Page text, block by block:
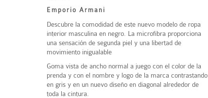
Emporio Armani
Descubre la comodidad de este nuevo modelo de ropa
interior masculina en negro. La microfibra proporciona
una sensación de segunda piel y una libertad de
movimiento inigualable
Goma vista de ancho normal a juego con el color de la
prenda y con el nombre y logo de la marca contrastando
en gris y en un nuevo diseño en diagonal alrededor de
toda la cintura.